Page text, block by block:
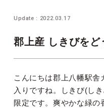
Update : 2022.03.17
郡上産 しきびをど
こんにちは郡上八幡駅
入りですね。しきび(し
限定です。爽やかな緑の